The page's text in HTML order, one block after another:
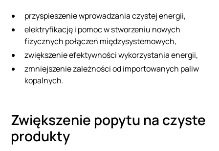
przyspieszenie wprowadzania czystej energii,
elektryfikację i pomoc w stworzeniu nowych
fizycznych połączeń międzysystemowych,
zwiększenie efektywności wykorzystania energii,
zmniejszenie zależności od importowanych paliw
kopalnych.
Zwiększenie popytu na czyste
produkty